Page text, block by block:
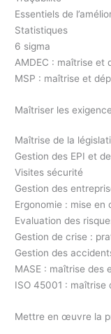
Essentiels de
Statistiques
6 sigma
AMDEC : maîtrise et
MSP : maîtrise et
Maîtriser les
Maîtrise de la
Gestion des EPI et
Visites sécurité
Gestion des
Ergonomie : mise
Evaluation des
Gestion de crise :
Gestion des
MASE : maîtrise des
ISO 45001 : maîtrise
Mettre en œuvre la